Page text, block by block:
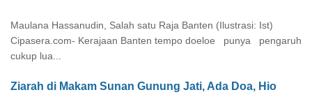
Maulana Hassanudin, Salah satu Raja Banten (Ilustrasi: Ist)
Cipasera.com- Kerajaan Banten tempo doeloe punya pengaruh
cukup lua...
Ziarah di Makam Sunan Gunung Jati, Ada Doa, Hio